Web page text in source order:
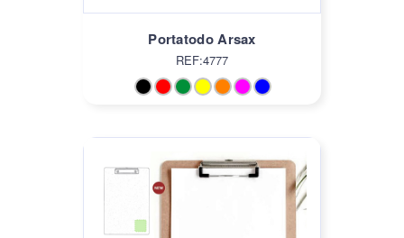
Portatodo Arsax
REF:4777